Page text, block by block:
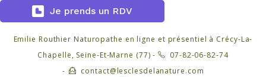
Je prends un RDV
Emilie Routhier Naturopathe en ligne et présentiel à Crécy-La-
Chapelle, Seine-Et-Marne (77) -
07-82-06-82-74
-
contact@lesclesdelanature.com